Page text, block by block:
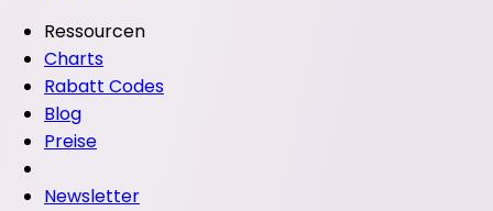
Ressourcen
Charts
Rabatt Codes
Blog
Preise
Newsletter